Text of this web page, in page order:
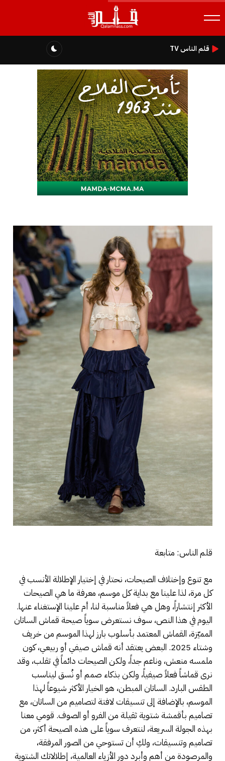
قلم الناس TV
قلم الناس: متابعة
مع تنوع وإختلاف الصيحات، نحتار في إختيار الإطلالة الأنسب في
كل مرة، لذا علينا مع بداية كل موسم، معرفة ما هي الصيحات
الأكثر إنتشاراً، وهل هي فعلاً مناسبة لنا، أم علينا الإستغناء عنها.
اليوم في هذا النص، سوف نستعرض سوياً صيحة قماش الساتان
المميّزة، القماش المعتمد بأسلوب بارز لهذا الموسم من خريف
وشتاء 2025. البعض يعتقد أنه قماش صيفي أو ربيعي، كون
ملمسه منعش، وناعم جداً، ولكن الصيحات دائماً في تقلب، وقد
نرى قماشاً فعلاً صيفياً، ولكن بذكاء صمم أو نُسق ليناسب
الطقس البارد. الساتان المبطن، هو الخيار الأكثر شيوعاً لهذا
الموسم، بالإضافة إلى تنسيقات لافتة لتصاميم من الساتان، مع
تصاميم بأقمشة شتوية ثقيلة من الفرو أو الصوف. قومي معنا
بهذه الجولة السريعة، لنتعرف سوياً على هذه الصيحة أكثر، من
تصاميم وتنسيقات، ولكِ أن تستوحي من الصور المرفقة،
والمرصودة من أهم وأبرد دور الأزياء العالمية، إطلالاتك الشتوية